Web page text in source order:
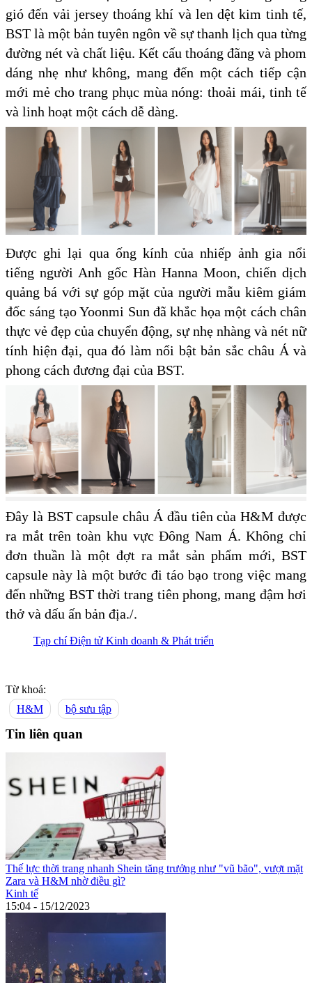
gió đến vải jersey thoáng khí và len dệt kim tinh tế,
BST là một bản tuyên ngôn về sự thanh lịch qua từng
đường nét và chất liệu. Kết cấu thoáng đãng và phom
dáng nhẹ như không, mang đến một cách tiếp cận
mới mẻ cho trang phục mùa nóng: thoải mái, tinh tế
và linh hoạt một cách dễ dàng.
Được ghi lại qua ống kính của nhiếp ảnh gia nổi
tiếng người Anh gốc Hàn Hanna Moon, chiến dịch
quảng bá với sự góp mặt của người mẫu kiêm giám
đốc sáng tạo Yoonmi Sun đã khắc họa một cách chân
thực vẻ đẹp của chuyển động, sự nhẹ nhàng và nét nữ
tính hiện đại, qua đó làm nổi bật bản sắc châu Á và
phong cách đương đại của BST.
Đây là BST capsule châu Á đầu tiên của H&M được
ra mắt trên toàn khu vực Đông Nam Á. Không chỉ
đơn thuần là một đợt ra mắt sản phẩm mới, BST
capsule này là một bước đi táo bạo trong việc mang
đến những BST thời trang tiên phong, mang đậm hơi
thở và dấu ấn bản địa./.
Tạp chí Điện tử Kinh doanh & Phát triển
Từ khoá:
H&M
bộ sưu tập
Tin liên quan
Thế lực thời trang nhanh Shein tăng trưởng như "vũ bão", vượt mặt
Zara và H&M nhờ điều gì?
Kinh tế
15:04 - 15/12/2023